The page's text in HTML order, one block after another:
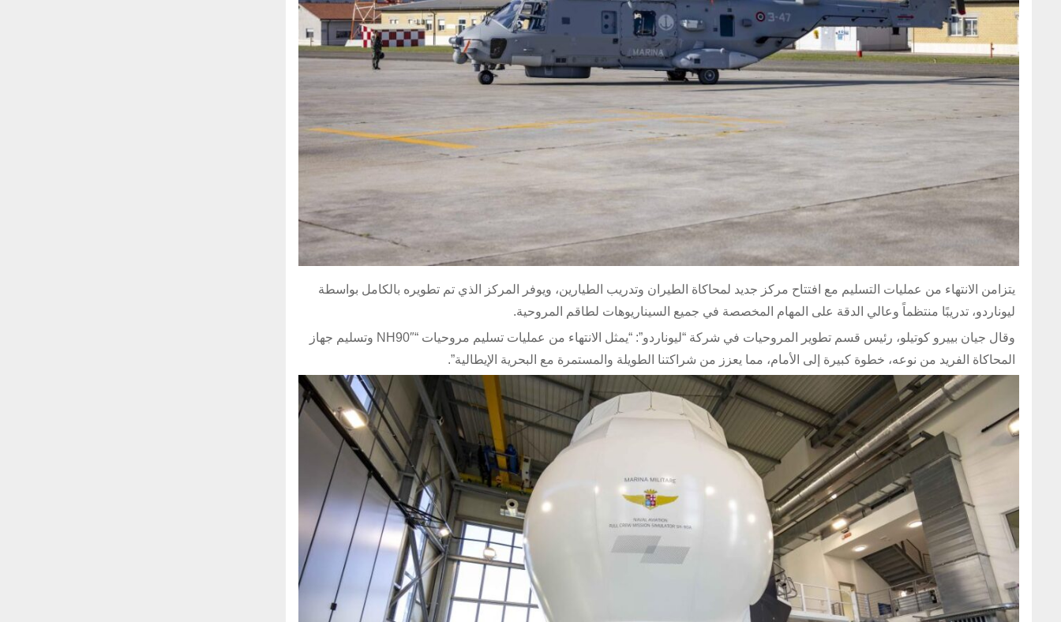
يتزامن الانتهاء من عمليات التسليم مع افتتاح مركز جديد لمحاكاة الطيران وتدريب الطيارين، ويوفر المركز الذي تم تطويره بالكامل بواسطة
ليوناردو، تدريبًا منتظماً وعالي الدقة على المهام المخصصة في جميع السيناريوهات لطاقم المروحية.
وقال جيان بييرو كوتيلو، رئيس قسم تطوير المروحيات في شركة “ليوناردو”: “يمثل الانتهاء من عمليات تسليم مروحيات “NH90″ وتسليم جهاز
المحاكاة الفريد من نوعه، خطوة كبيرة إلى الأمام، مما يعزز من شراكتنا الطويلة والمستمرة مع البحرية الإيطالية”.